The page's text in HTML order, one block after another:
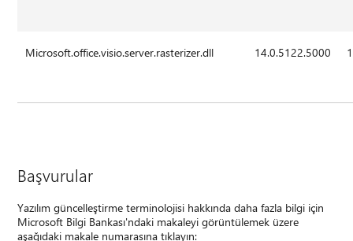
Microsoft.office.visio.server.rasterizer.dll 14.0.5122.5000
Başvurular
Yazılım güncelleştirme terminolojisi hakkında daha fazla bilgi için
Microsoft Bilgi Bankası'ndaki makaleyi görüntülemek üzere
aşağıdaki makale numarasına tıklayın: